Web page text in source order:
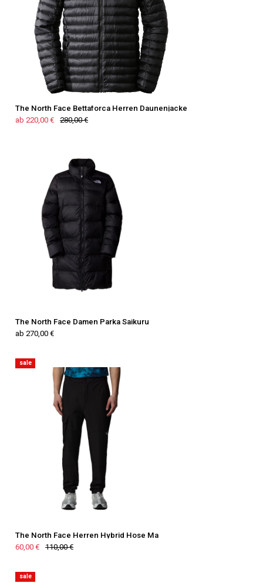
The North Face Bettaforca Herren Daunenjacke
ab 220,00 €
280,00 €
The North Face Damen Parka Saikuru
ab 270,00 €
sale
The North Face Herren Hybrid Hose Ma
60,00 €
110,00 €
sale